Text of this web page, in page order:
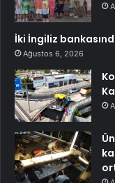
İki İngiliz
Ağustos 6, 2026